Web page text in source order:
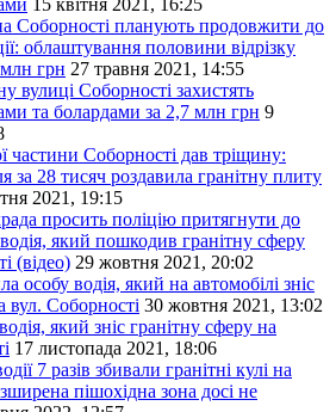
15 квітня 2021, 16:25
Соборності планують продовжити до
облаштування половини відрізку
грн 27 травня 2021, 14:55
вулиці Соборності захистять
та болардами за 2,7 млн грн 9
частини Соборності дав тріщину:
за 28 тисяч роздавила гранітну плиту
2021, 19:15
просить поліцію притягнути до
водія, який пошкодив гранітну сферу
(відео) 29 жовтня 2021, 20:02
особу водія, який на автомобілі зніс
вул. Соборності 30 жовтня 2021, 13:02
який зніс гранітну сферу на
17 листопада 2021, 18:06
7 разів збивали гранітні кулі на
пішохідна зона досі не